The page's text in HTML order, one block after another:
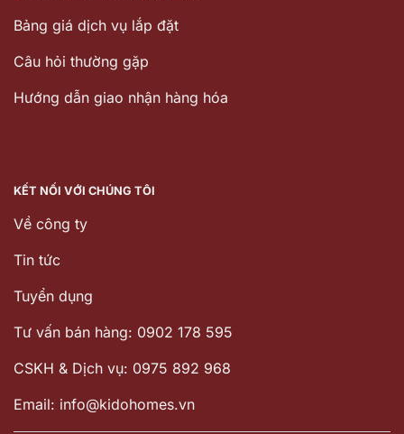
Bảng giá dịch vụ lắp đặt
Câu hỏi thường gặp
Hướng dẫn giao nhận hàng hóa
KẾT NỐI VỚI CHÚNG TÔI
Về công ty
Tin tức
Tuyển dụng
Tư vấn bán hàng: 0902 178 595
CSKH & Dịch vụ: 0975 892 968
Email: info@kidohomes.vn